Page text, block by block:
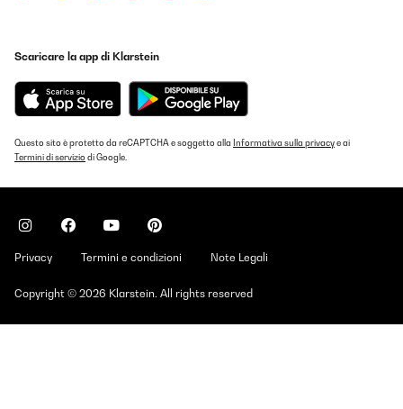
Scaricare la app di Klarstein
Questo sito è protetto da reCAPTCHA e soggetto alla Informativa sulla privacye ai
Termini di serviziodi Google.
Privacy Termini e condizioni Note Legali
Copyright © 2026 Klarstein. All rights reserved